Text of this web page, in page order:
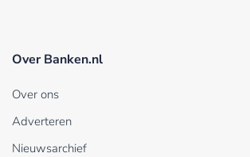
Over Banken.nl
Over ons
Adverteren
Nieuwsarchief